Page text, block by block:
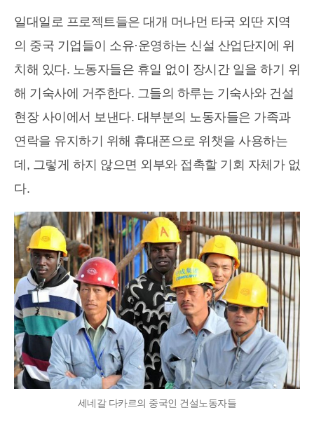
일대일로 프로젝트들은 대개 머나먼 타국 외딴 지역
의 중국 기업들이 소유·운영하는 신설 산업단지에 위
치해 있다. 노동자들은 휴일 없이 장시간 일을 하기 위
해 기숙사에 거주한다. 그들의 하루는 기숙사와 건설
현장 사이에서 보낸다. 대부분의 노동자들은 가족과
연락을 유지하기 위해 휴대폰으로 위챗을 사용하는
데, 그렇게 하지 않으면 외부와 접촉할 기회 자체가 없
다.
세네갈 다카르의 중국인 건설노동자들